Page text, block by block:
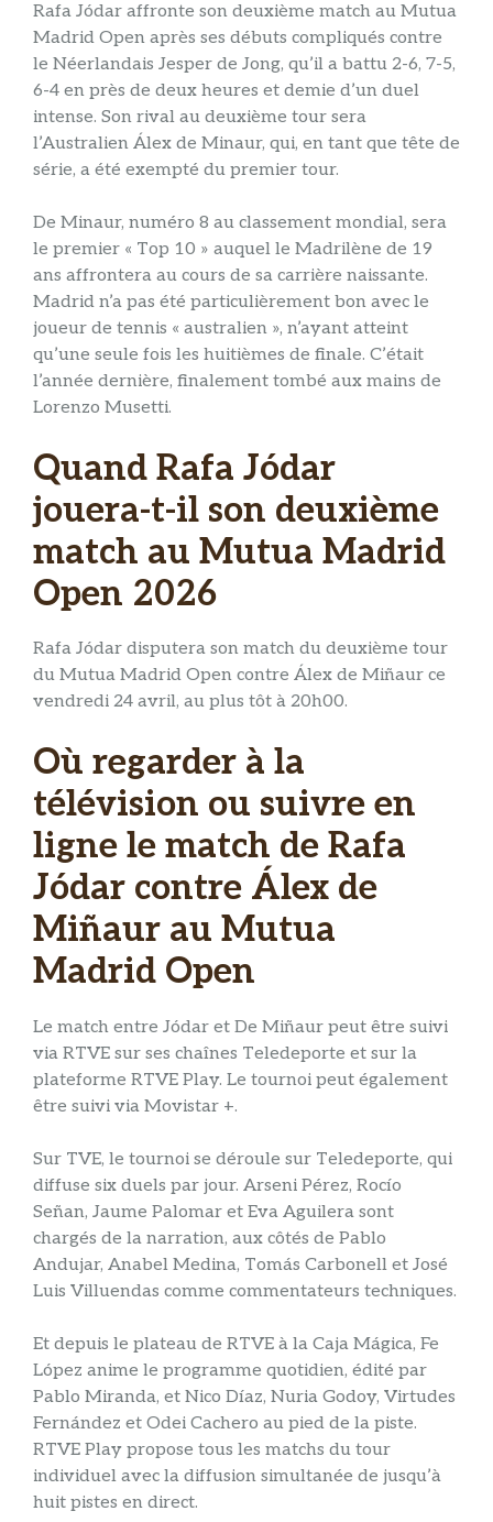
Rafa Jódar affronte son deuxième match au Mutua
Madrid Open après ses débuts compliqués contre
le Néerlandais Jesper de Jong, qu’il a battu 2-6, 7-5,
6-4 en près de deux heures et demie d’un duel
intense. Son rival au deuxième tour sera
l’Australien Álex de Minaur, qui, en tant que tête de
série, a été exempté du premier tour.
De Minaur, numéro 8 au classement mondial, sera
le premier « Top 10 » auquel le Madrilène de 19
ans affrontera au cours de sa carrière naissante.
Madrid n’a pas été particulièrement bon avec le
joueur de tennis « australien », n’ayant atteint
qu’une seule fois les huitièmes de finale. C’était
l’année dernière, finalement tombé aux mains de
Lorenzo Musetti.
Quand Rafa Jódar
jouera-t-il son deuxième
match au Mutua Madrid
Open 2026
Rafa Jódar disputera son match du deuxième tour
du Mutua Madrid Open contre Álex de Miñaur ce
vendredi 24 avril, au plus tôt à 20h00.
Où regarder à la
télévision ou suivre en
ligne le match de Rafa
Jódar contre Álex de
Miñaur au Mutua
Madrid Open
Le match entre Jódar et De Miñaur peut être suivi
via RTVE sur ses chaînes Teledeporte et sur la
plateforme RTVE Play. Le tournoi peut également
être suivi via Movistar +.
Sur TVE, le tournoi se déroule sur Teledeporte, qui
diffuse six duels par jour. Arseni Pérez, Rocío
Señan, Jaume Palomar et Eva Aguilera sont
chargés de la narration, aux côtés de Pablo
Andujar, Anabel Medina, Tomás Carbonell et José
Luis Villuendas comme commentateurs techniques.
Et depuis le plateau de RTVE à la Caja Mágica, Fe
López anime le programme quotidien, édité par
Pablo Miranda, et Nico Díaz, Nuria Godoy, Virtudes
Fernández et Odei Cachero au pied de la piste.
RTVE Play propose tous les matchs du tour
individuel avec la diffusion simultanée de jusqu’à
huit pistes en direct.